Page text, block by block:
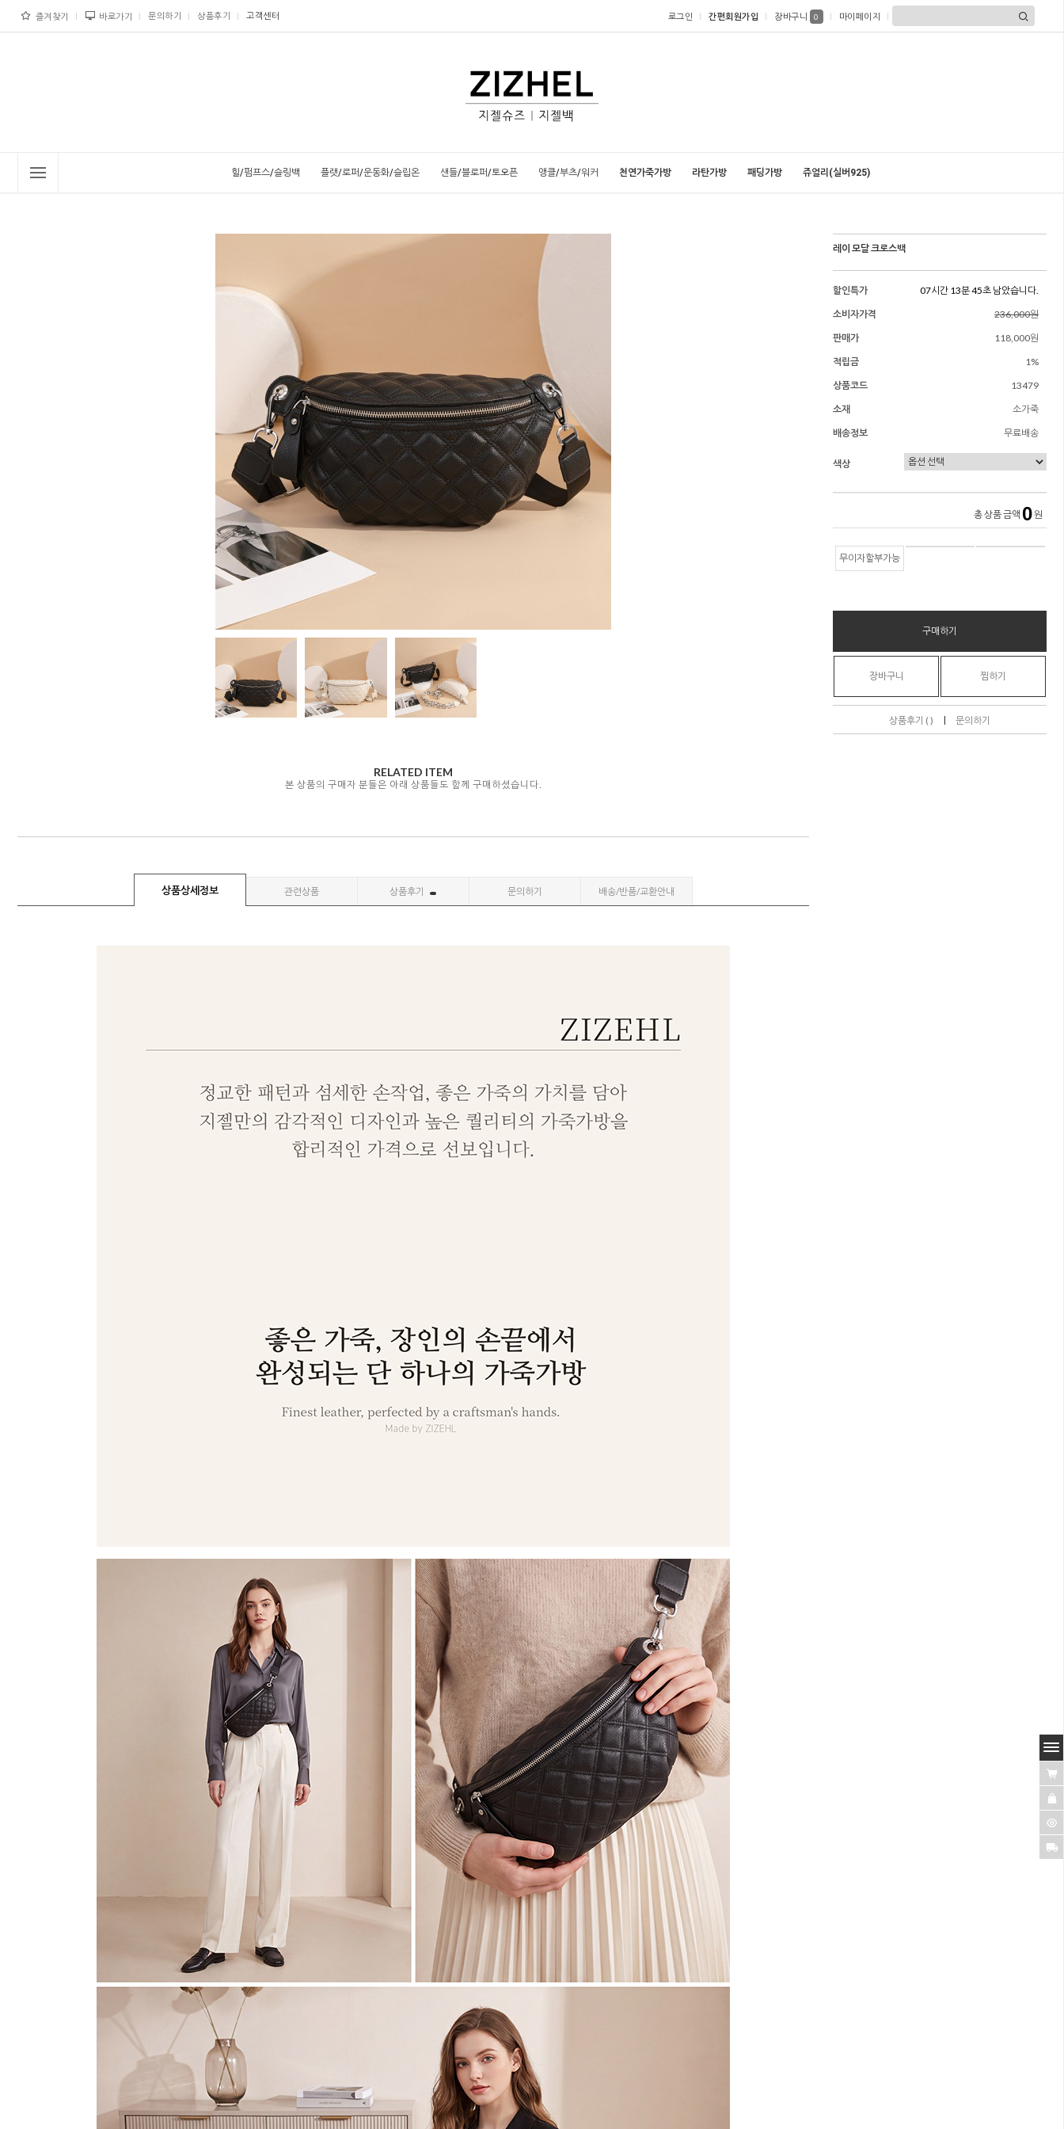
즐겨찾기 바로가기 문의하기 상품후기 고객센터 로그인 간편회원가입 장바구니 0 마이페이지
힐/펌프스/슬링백 플랫/로퍼/운동화/슬립온 샌들/블로퍼/토오픈 앵클/부츠/워커 천연가죽가방 라탄가방 패딩가방 쥬얼리(실버925)
RELATED ITEM
본 상품의 구매자 분들은 아래 상품들도 함께 구매하셨습니다.
상품상세정보 관련상품 상품후기 문의하기 배송/반품/교환안내
레이 모달 크로스백
할인특가
07시간 13분 44초 남았습니다.
소비자가격
236,000원
판매가
118,000원
적립금
1%
상품코드
13479
소재
소가죽
배송정보
무료배송
색상
총 상품 금액 0 원
무이자할부가능
구매하기
장바구니 찜하기
상품후기 ( ) | 문의하기